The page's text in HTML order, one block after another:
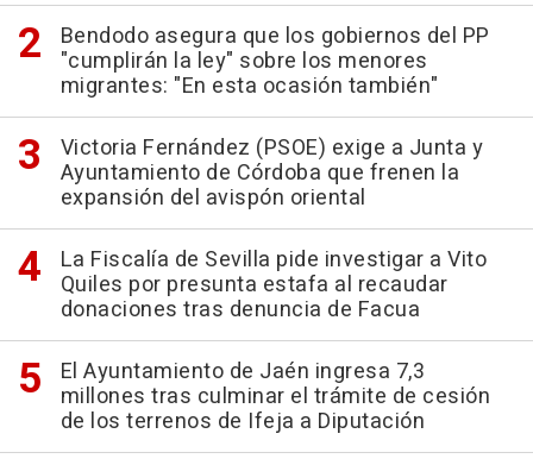
Bendodo asegura que los gobiernos del PP
"cumplirán la ley" sobre los menores
migrantes: "En esta ocasión también"
Victoria Fernández (PSOE) exige a Junta y
Ayuntamiento de Córdoba que frenen la
expansión del avispón oriental
La Fiscalía de Sevilla pide investigar a Vito
Quiles por presunta estafa al recaudar
donaciones tras denuncia de Facua
El Ayuntamiento de Jaén ingresa 7,3
millones tras culminar el trámite de cesión
de los terrenos de Ifeja a Diputación